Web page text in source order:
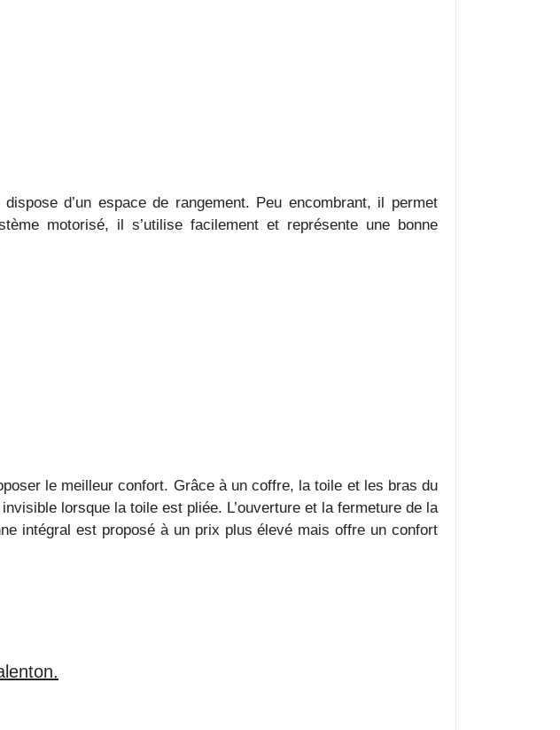
d’un espace de rangement. Peu encombrant, il permet
motorisé, il s’utilise facilement et représente une bonne
le meilleur confort. Grâce à un coffre, la toile et les bras du
lorsque la toile est pliée. L’ouverture et la fermeture de la
intégral est proposé à un prix plus élevé mais offre un confort